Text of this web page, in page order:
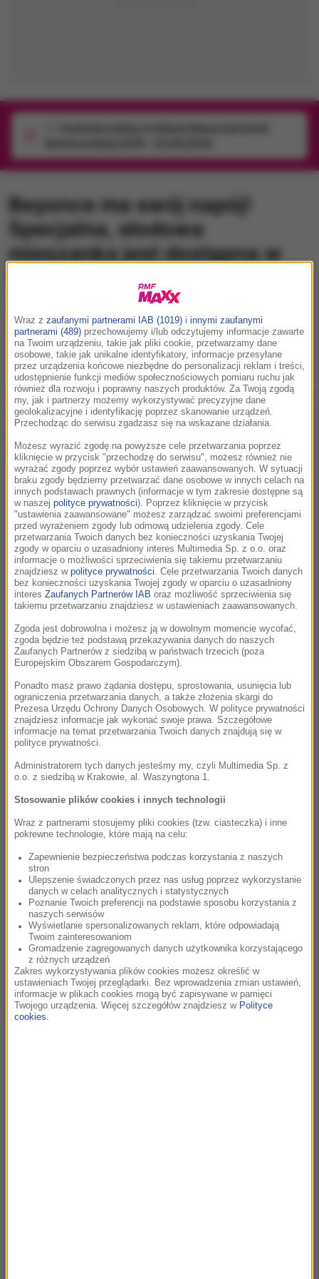
Beyonce ma swój napój!
Specjalna, słodowa
mieszanka jest dostępna w
Nowym Jorku!
poniedziałek, 11 grudnia 2017 (14:12)
Ciepłe, słodowe, kraftowepiwo pojawiło się
na rynku w 2016 roku. Wtedy debiutowało
się w czasie z koncertem artystki.
Napój Biëryoncé cieszy się ogromną
popularnością – nie tylko wśród fanów
piosenkarki. Inspiracją puszki była płyta
Beyonce
Lineup Breweryopisuje, jako „ciepłe słodowe
wykończenie, jak mżawka miodu w twoim
kubku zielonej herbaty”.
Niestety, żeby zasmakować tego specjału
trzeba wybrać się za ocean. Na razie jest
dostępny na nowojorskim Brooklynie. Ale
niewykluczone, że będzie można go kupić
Wraz z zaufanymi partnerami IAB (1019) i innymi zaufanymi
partnerami (489) przechowujemy i/lub odczytujemy informacje zawarte
na Twoim urządzeniu, takie jak pliki cookie, przetwarzamy dane
osobowe, takie jak unikalne identyfikatory, informacje przesyłane
przez urządzenia końcowe niezbędne do personalizacji reklam i treści,
udostępnienie funkcji mediów społecznościowych pomiaru ruchu jak
również dla rozwoju i poprawny naszych produktów. Za Twoją zgodą
my, jak i partnerzy możemy wykorzystywać precyzyjne dane
geolokalizacyjne i identyfikację poprzez skanowanie urządzeń.
Przechodząc do serwisu zgadzasz się na wskazane działania.
Możesz wyrazić zgodę na powyższe cele przetwarzania poprzez
kliknięcie w przycisk "przechodzę do serwisu", możesz również nie
wyrażać zgody poprzez wybór ustawień zaawansowanych. W sytuacji
braku zgody będziemy przetwarzać dane osobowe w innych celach na
innych podstawach prawnych (informacje w tym zakresie dostępne są
w naszej polityce prywatności). Poprzez kliknięcie w przycisk
"ustawienia zaawansowane" możesz zarządzać swoimi preferencjami
przed wyrażeniem zgody lub odmową udzielenia zgody. Cele
przetwarzania Twoich danych bez konieczności uzyskania Twojej
zgody w oparciu o uzasadniony interes Multimedia Sp. z o.o. oraz
informacje o możliwości sprzeciwienia się takiemu przetwarzaniu
znajdziesz w polityce prywatności. Cele przetwarzania Twoich danych
bez konieczności uzyskania Twojej zgody w oparciu o uzasadniony
interes Zaufanych Partnerów IAB oraz możliwość sprzeciwienia się
takiemu przetwarzaniu znajdziesz w ustawieniach zaawansowanych.
Zgoda jest dobrowolna i możesz ją w dowolnym momencie wycofać,
zgoda będzie też podstawą przekazywania danych do naszych
Zaufanych Partnerów z siedzibą w państwach trzecich (poza
Europejskim Obszarem Gospodarczym).
Ponadto masz prawo żądania dostępu, sprostowania, usunięcia lub
ograniczenia przetwarzania danych, a także złożenia skargi do
Prezesa Urzędu Ochrony Danych Osobowych. W polityce prywatności
znajdziesz informacje jak wykonać swoje prawa. Szczegółowe
informacje na temat przetwarzania Twoich danych znajdują się w
polityce prywatności.
Administratorem tych danych jesteśmy my, czyli Multimedia Sp. z
o.o. z siedzibą w Krakowie, al. Waszyngtona 1.
Stosowanie plików cookies i innych technologii
Wraz z partnerami stosujemy pliki cookies (tzw. ciasteczka) i inne
pokrewne technologie, które mają na celu:
Zapewnienie bezpieczeństwa podczas korzystania z naszych
stron
Ulepszenie świadczonych przez nas usług poprzez wykorzystanie
danych w celach analitycznych i statystycznych
Poznanie Twoich preferencji na podstawie sposobu korzystania z
naszych serwisów
Wyświetlanie spersonalizowanych reklam, które odpowiadają
Twoim zainteresowaniom
Gromadzenie zagregowanych danych użytkownika korzystającego
z różnych urządzeń
Zakres wykorzystywania plików cookies możesz określić w
ustawieniach Twojej przeglądarki. Bez wprowadzenia zmian ustawień,
informacje w plikach cookies mogą być zapisywane w pamięci
Twojego urządzenia. Więcej szczegółów znajdziesz w Polityce
cookies.